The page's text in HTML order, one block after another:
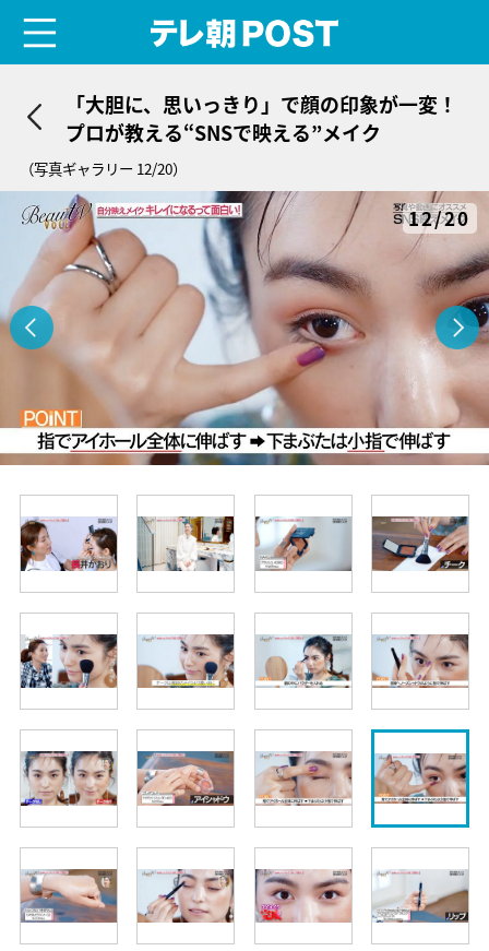
「大胆に、思いっきり」で顔の印象が一変！
プロが教える“SNSで映える”メイク
（写真ギャラリー 12/20）
12/20